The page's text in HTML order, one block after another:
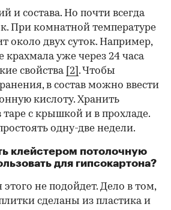
и состава. Но почти всегда
При комнатной температуре
около двух суток. Например,
крахмала уже через 24 часа
свойства [2] . Чтобы
в состав можно ввести
кислоту. Хранить
таре с крышкой и в прохладе.
одну-две недели.
клейстером потолочную
для гипсокартона?
этого не подойдет. Дело в том,
сделаны из пластика и